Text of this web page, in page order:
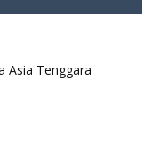
Asia Tenggara